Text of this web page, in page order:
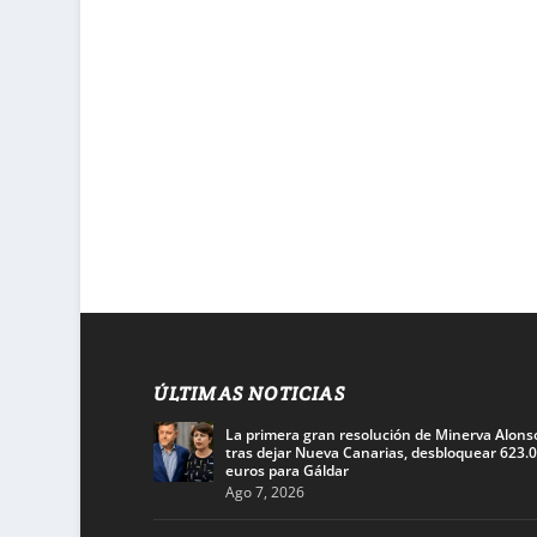
ÚLTIMAS NOTICIAS
La primera gran resolución de Minerva
tras dejar Nueva Canarias, desbloquear
euros para Gáldar
Ago 7, 2026